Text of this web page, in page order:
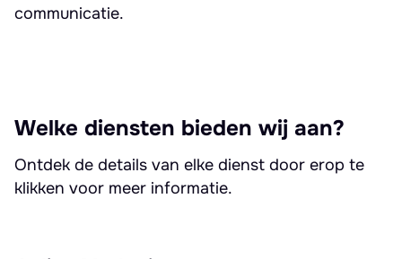
communicatie.
Welke diensten bieden wij aan?
Ontdek de details van elke dienst door erop te
klikken voor meer informatie.